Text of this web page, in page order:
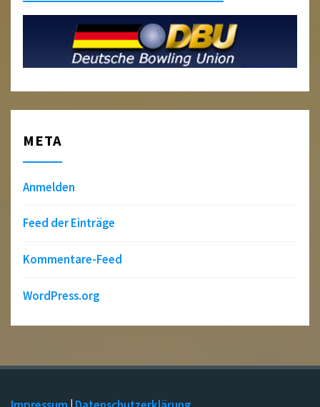
META
Anmelden
Feed der Einträge
Kommentare-Feed
WordPress.org